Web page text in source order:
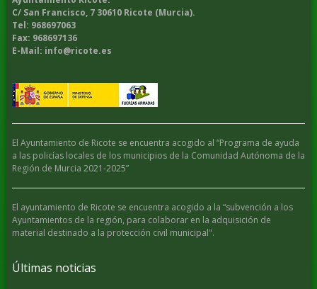
C/ San Francisco, 7 30610 Ricote (Murcia).
Tel: 968697063
Fax: 968697136
E-Mail: info@ricote.es
El Ayuntamiento de Ricote se encuentra acogido al “Programa de ayuda
a las policías locales de los municipios de la Comunidad Autónoma de la
Región de Murcia 2021-2025”
El ayuntamiento de Ricote se encuentra acogido a la “subvención a los
Ayuntamientos de la región, para colaborar en la adquisición de
material destinado a la protección civil municipal".
Últimas noticias